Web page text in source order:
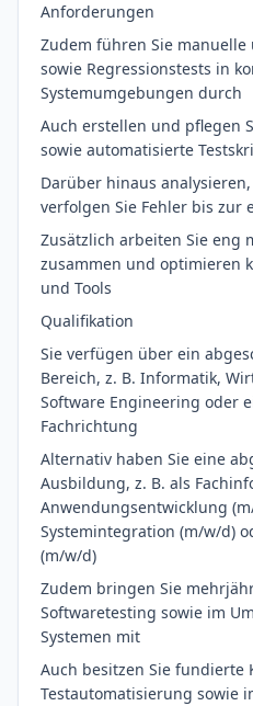
Anforderungen
Zudem führen Sie
sowie Regressionstests in
Systemumgebungen durch
Auch erstellen und pflegen
sowie automatisierte
Darüber hinaus
verfolgen Sie Fehler bis
Zusätzlich arbeiten Sie eng
zusammen und optimieren
und Tools
Qualifikation
Sie verfügen über ein
Bereich, z. B. Informatik,
Software Engineering oder
Fachrichtung
Alternativ haben Sie eine
Ausbildung, z. B. als
Anwendungsentwicklung
Systemintegration (m/w/d)
(m/w/d)
Zudem bringen Sie
Softwaretesting sowie im
Systemen mit
Auch besitzen Sie fundierte
Testautomatisierung sowie